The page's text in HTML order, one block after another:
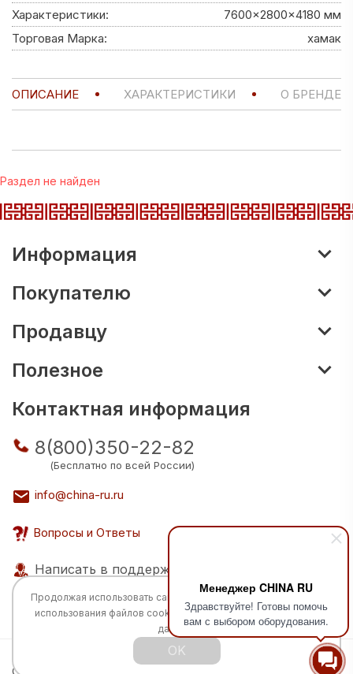
Менеджер CHINA RU
Здравствуйте! Готовы помочь
вам с выбором оборудования.
Характеристики:
7600x2800x4180 мм
Торговая Марка:
хамак
ОПИСАНИЕ ХАРАКТЕРИСТИКИ О БРЕНДЕ
Раздел не найден
Информация
Покупателю
Продавцу
Полезное
Контактная информация
8(800)350-22-82
(Бесплатно по всей России)
info@china-ru.ru
Вопросы и Ответы
Написать в поддержку
Все права защищены © 2026 Разработка:
Продолжая использовать сайт, вы соглашаетесь с
использования файлов cookie и обработкой персональных
данных.
OK